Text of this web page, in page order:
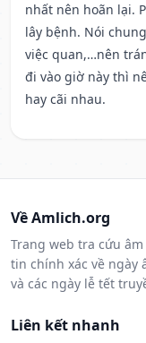
nhất nên hoãn lại.
lây bệnh. Nói
việc quan,…nên
đi vào giờ này thì
hay cãi nhau.
Về Amlich.org
Trang web tra cứu
tin chính xác về ngày
và các ngày lễ tết
Liên kết nhanh